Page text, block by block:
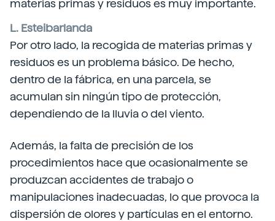
materias primas y residuos es muy importante.
L. Esteibarlanda
Por otro lado, la recogida de materias primas y
residuos es un problema básico. De hecho,
dentro de la fábrica, en una parcela, se
acumulan sin ningún tipo de protección,
dependiendo de la lluvia o del viento.
Además, la falta de precisión de los
procedimientos hace que ocasionalmente se
produzcan accidentes de trabajo o
manipulaciones inadecuadas, lo que provoca la
dispersión de olores y partículas en el entorno.